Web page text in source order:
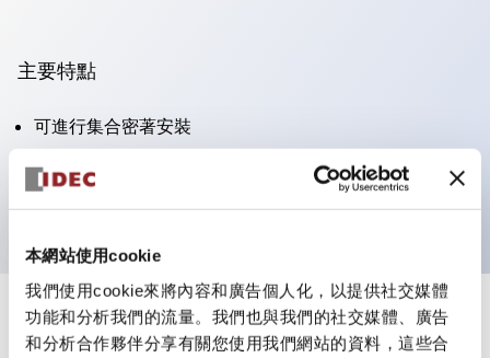
本網站使用cookie
我們使用cookie來將內容和廣告個人化，以提供社交媒體
功能和分析我們的流量。我們也與我們的社交媒體、廣告
和分析合作夥伴分享有關您使用我們網站的資料，這些合
主要特點
可進行集合密著安裝
附鎖選擇開關採用高安全性的彈子鎖結構
防護結構為IP65（IEC60529）
規格 顯示全部